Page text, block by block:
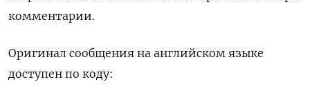
⁠комментарии.
Оригинал сообщения на английском ‌языке
доступен по ‌коду: